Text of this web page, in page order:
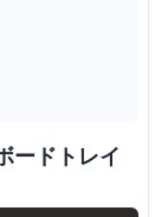
ードトレイ